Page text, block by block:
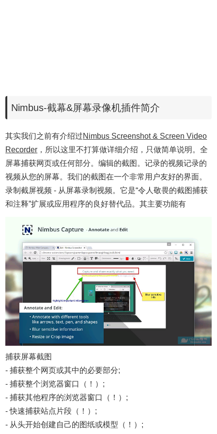
Nimbus-截幕&屏幕录像机插件简介
其实我们之前有介绍过Nimbus Screenshot & Screen Video
Recorder ，所以这里不打算做详细介绍，只做简单说明。全
屏幕捕获网页或任何部分。编辑的截图。记录的视频记录的
视频从您的屏幕。我们的截图在一个非常用户友好的界面。
录制截屏视频 - 从屏幕录制视频。它是“令人敬畏的截图捕获
和注释”扩展或应用程序的良好替代品。其主要功能有
捕获屏幕截图
- 捕获整个网页或其中的必要部分;
- 捕获整个浏览器窗口（！）;
- 捕获其他程序的浏览器窗口（！）;
- 快速捕获站点片段（！）;
- 从头开始创建自己的图纸或模型（！）;